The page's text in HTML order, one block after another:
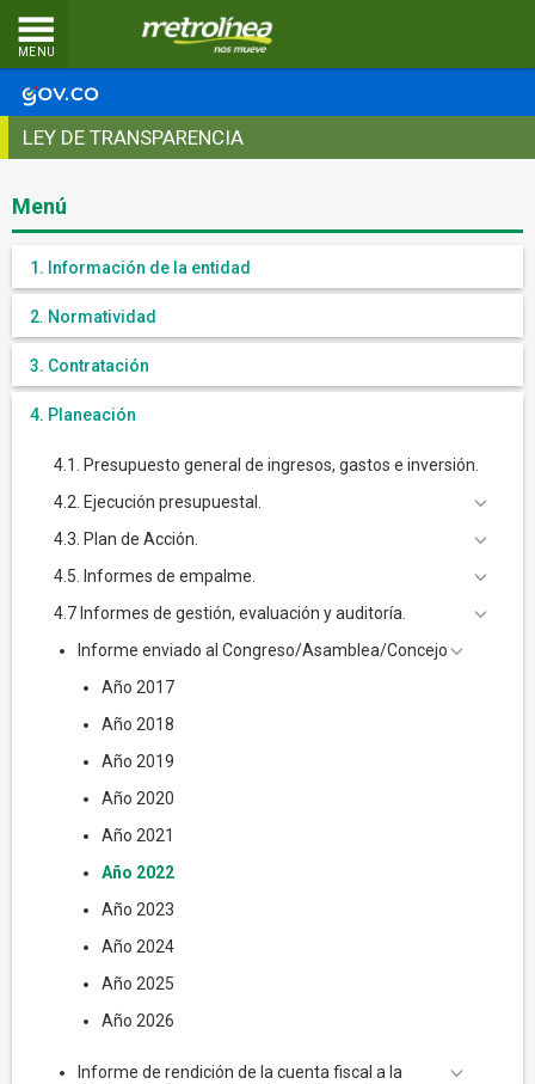
MENU
LEY DE TRANSPARENCIA
Menú
1. Información de la entidad
2. Normatividad
3. Contratación
4. Planeación
4.1. Presupuesto general de ingresos, gastos e inversión.
4.2. Ejecución presupuestal.
4.3. Plan de Acción.
4.5. Informes de empalme.
4.7 Informes de gestión, evaluación y auditoría.
Informe enviado al Congreso/Asamblea/Concejo
Año 2017
Año 2018
Año 2019
Año 2020
Año 2021
Año 2022
Año 2023
Año 2024
Año 2025
Año 2026
Informe de rendición de la cuenta fiscal a la